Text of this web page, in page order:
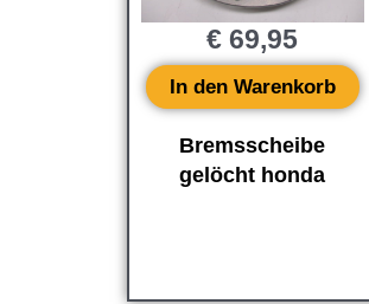
Bremsscheibe
gelöcht honda
€ 69,95
In den Warenkorb